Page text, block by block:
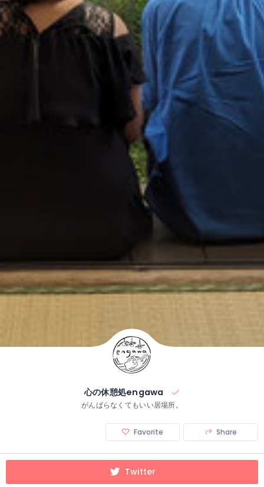
心の休憩処engawa
がんばらなくてもいい居場所。
Favorite Share
Twitter